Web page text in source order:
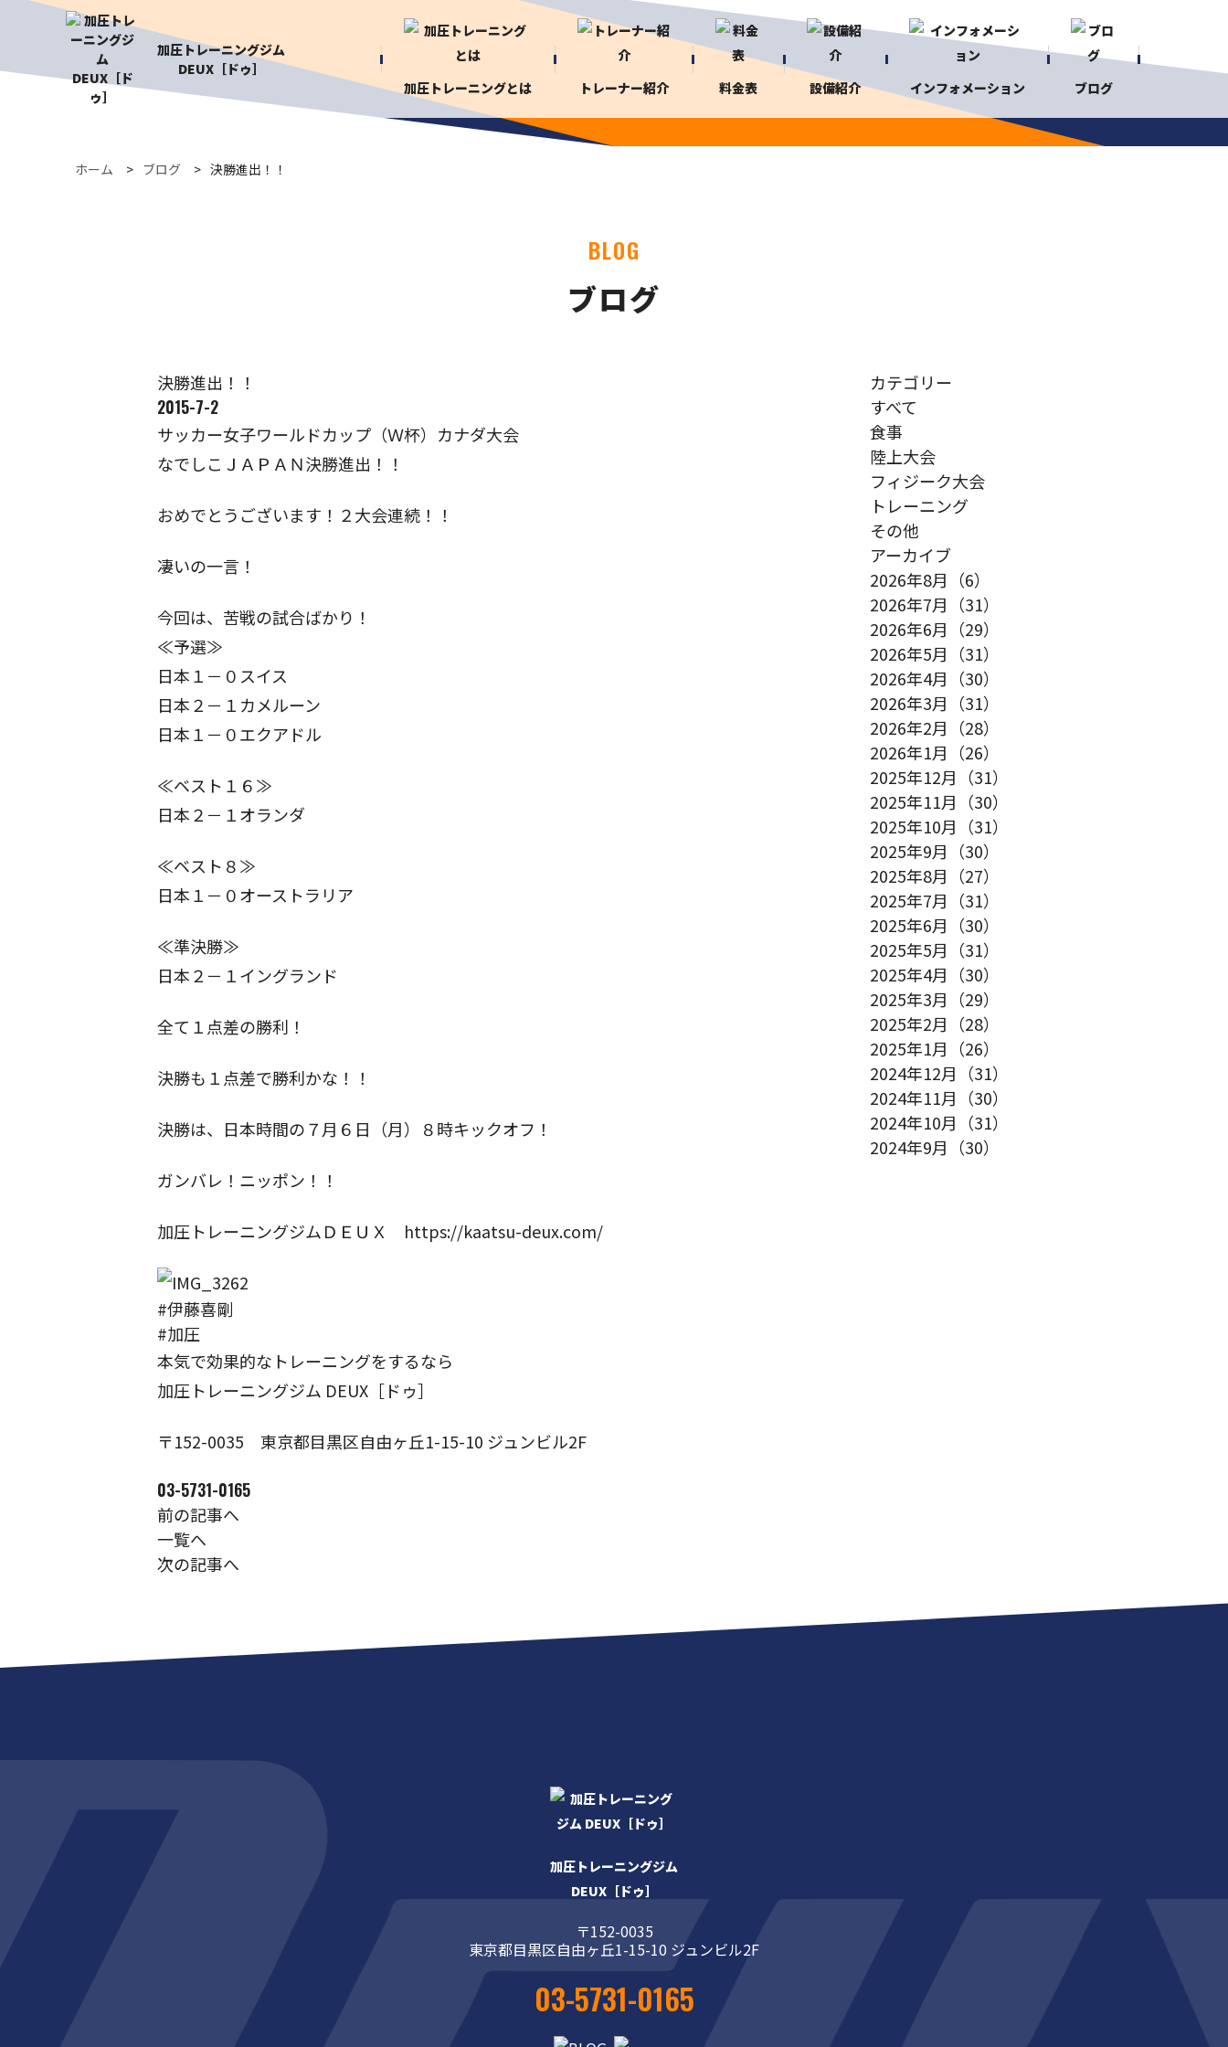
加圧トレーニングジム
DEUX［ドゥ］
加圧トレーニングとは
トレーナー紹介 料金表 設備紹介 インフォメーション ブログ
ホーム ブログ 決勝進出！！
BLOG
ブログ
決勝進出！！
2015-7-2
サッカー女子ワールドカップ（Ｗ杯）カナダ大会
なでしこＪＡＰＡＮ決勝進出！！
おめでとうございます！２大会連続！！
凄いの一言！
今回は、苦戦の試合ばかり！
≪予選≫
日本１－０スイス
日本２－１カメルーン
日本１－０エクアドル
≪ベスト１６≫
日本２－１オランダ
≪ベスト８≫
日本１－０オーストラリア
≪準決勝≫
日本２－１イングランド
全て１点差の勝利！
決勝も１点差で勝利かな！！
決勝は、日本時間の７月６日（月）８時キックオフ！
ガンバレ！ニッポン！！
加圧トレーニングジムＤＥＵＸ https://kaatsu-deux.com/
#伊藤喜剛
#加圧
本気で効果的なトレーニングをするなら
加圧トレーニングジム DEUX［ドゥ］
〒152-0035 東京都目黒区自由ヶ丘1-15-10 ジュンビル2F
03-5731-0165
前の記事へ
一覧へ
次の記事へ
カテゴリー
すべて
食事
陸上大会
フィジーク大会
トレーニング
その他
アーカイブ
2026年8月（6）
2026年7月（31）
2026年6月（29）
2026年5月（31）
2026年4月（30）
2026年3月（31）
2026年2月（28）
2026年1月（26）
2025年12月（31）
2025年11月（30）
2025年10月（31）
2025年9月（30）
2025年8月（27）
2025年7月（31）
2025年6月（30）
2025年5月（31）
2025年4月（30）
2025年3月（29）
2025年2月（28）
2025年1月（26）
2024年12月（31）
2024年11月（30）
2024年10月（31）
2024年9月（30）
加圧トレーニングジム
DEUX［ドゥ］
〒152-0035
東京都目黒区自由ヶ丘1-15-10 ジュンビル2F
03-5731-0165